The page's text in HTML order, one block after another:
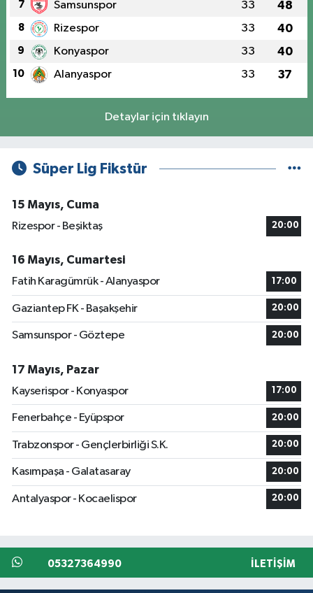
7 Samsunspor 33 48
8 Rizespor 33 40
9 Konyaspor 33 40
10 Alanyaspor 33 37
Detaylar için tıklayın
Süper Lig Fikstür
15 Mayıs, Cuma
Rizespor - Beşiktaş
20:00
16 Mayıs, Cumartesi
Fatih Karagümrük - Alanyaspor
17:00
Gaziantep FK - Başakşehir 20:00
Samsunspor - Göztepe 20:00
17 Mayıs, Pazar
Kayserispor - Konyaspor
17:00
Fenerbahçe - Eyüpspor 20:00
Trabzonspor - Gençlerbirliği S.K. 20:00
Kasımpaşa - Galatasaray 20:00
Antalyaspor - Kocaelispor 20:00
05327364990 İLETIŞIM